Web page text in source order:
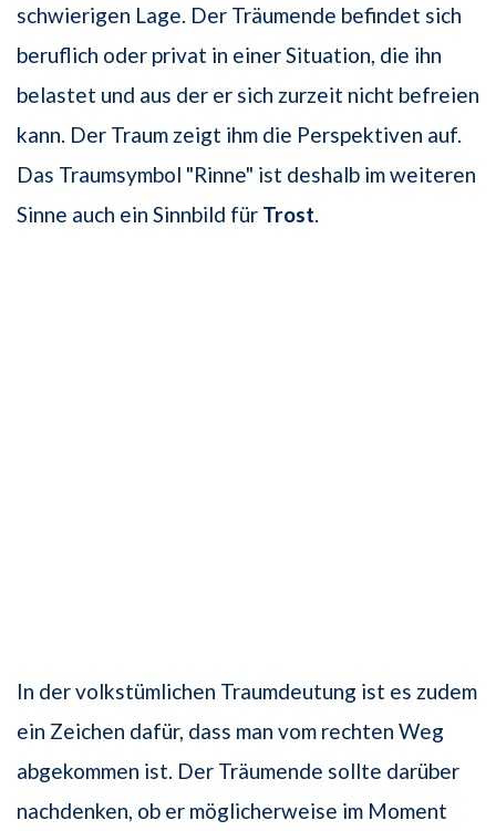
schwierigen Lage. Der Träumende befindet sich
beruflich oder privat in einer Situation, die ihn
belastet und aus der er sich zurzeit nicht befreien
kann. Der Traum zeigt ihm die Perspektiven auf.
Das Traumsymbol "Rinne" ist deshalb im weiteren
Sinne auch ein Sinnbild für Trost.
In der volkstümlichen Traumdeutung ist es zudem
ein Zeichen dafür, dass man vom rechten Weg
abgekommen ist. Der Träumende sollte darüber
nachdenken, ob er möglicherweise im Moment